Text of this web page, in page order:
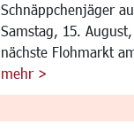
Schnäppchenjäger
Samstag, 15.
nächste Flohmarkt
mehr >